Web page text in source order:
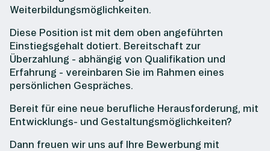
Weiterbildungsmöglichkeiten.
Diese Position ist mit dem oben angeführten
Einstiegsgehalt dotiert. Bereitschaft zur
Überzahlung - abhängig von Qualifikation und
Erfahrung - vereinbaren Sie im Rahmen eines
persönlichen Gespräches.
Bereit für eine neue berufliche Herausforderung, mit
Entwicklungs- und Gestaltungsmöglichkeiten?
Dann freuen wir uns auf Ihre Bewerbung mit